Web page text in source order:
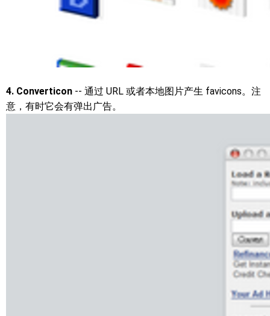
4. Converticon -- 通过 URL 或者本地图片产生 favicons。注
意，有时它会有弹出广告。